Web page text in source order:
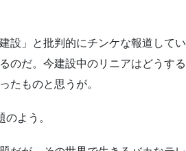
設」と批判的にチンケな報道してい
のだ。今建設中のリニアはどうする
たものと思うが。
よう。